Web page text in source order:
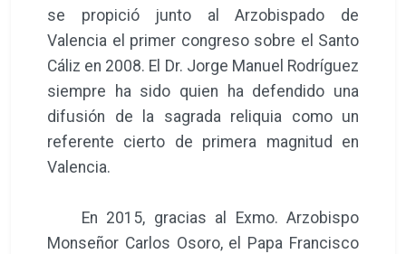
se propició junto al Arzobispado de
Valencia el primer congreso sobre el Santo
Cáliz en 2008. El Dr. Jorge Manuel Rodríguez
siempre ha sido quien ha defendido una
difusión de la sagrada reliquia como un
referente cierto de primera magnitud en
Valencia.
En 2015, gracias al Exmo. Arzobispo
Monseñor Carlos Osoro, el Papa Francisco